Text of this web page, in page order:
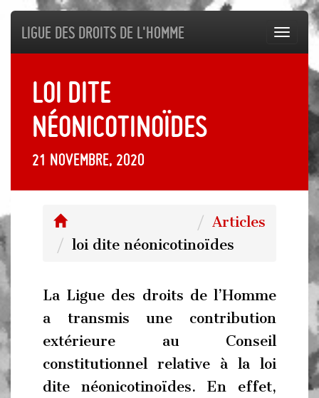
Ligue des droits de l'Homme
loi dite
néonicotinoïdes
21 novembre, 2020
Articles
loi dite néonicotinoïdes
La Ligue des droits de l’Homme
a transmis une contribution
extérieure au Conseil
constitutionnel relative à la loi
dite néonicotinoïdes. En effet,